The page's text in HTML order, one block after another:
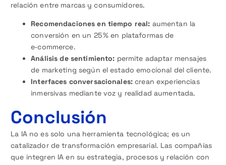
relación entre marcas y consumidores.
Recomendaciones en tiempo real: aumentan la
conversión en un 25 % en plataformas de
e‑commerce.
Análisis de sentimiento: permite adaptar mensajes
de marketing según el estado emocional del cliente.
Interfaces conversacionales: crean experiencias
inmersivas mediante voz y realidad aumentada.
Conclusión
La IA no es solo una herramienta tecnológica; es un
catalizador de transformación empresarial. Las compañías
que integren IA en su estrategia, procesos y relación con